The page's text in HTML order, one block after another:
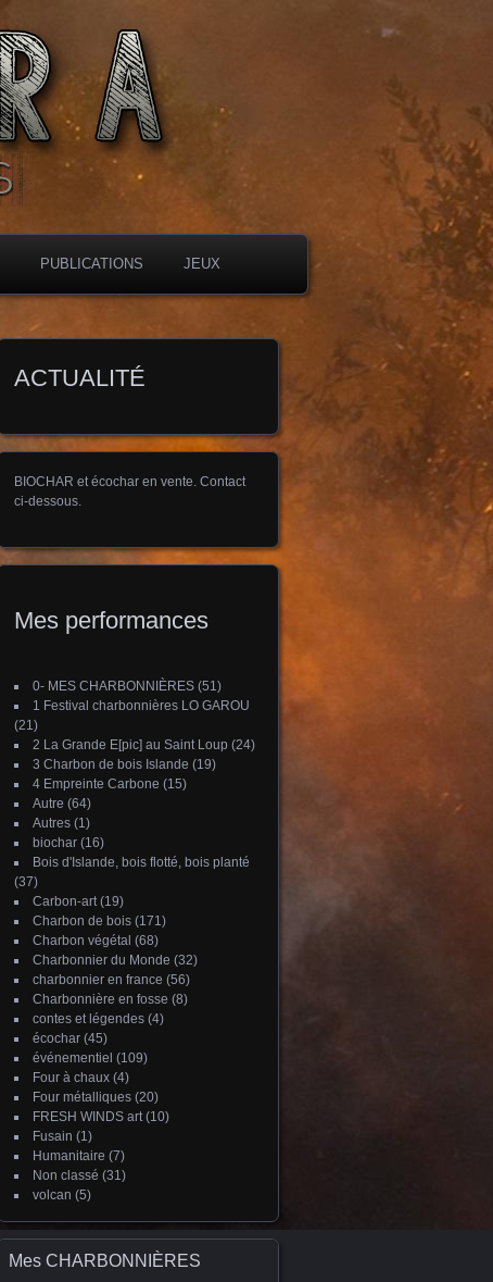
PUBLICATIONS JEUX
ACTUALITÉ
BIOCHAR et écochar en vente. Contact
ci-dessous.
Mes performances
0- MES CHARBONNIÈRES (51)
1 Festival charbonnières LO GAROU
(21)
2 La Grande E[pic] au Saint Loup (24)
3 Charbon de bois Islande (19)
4 Empreinte Carbone (15)
Autre (64)
Autres (1)
biochar (16)
Bois d'Islande, bois flotté, bois planté
(37)
Carbon-art(19)
Charbon de bois (171)
Charbon végétal (68)
Charbonnier du Monde (32)
charbonnier en france (56)
Charbonnière en fosse (8)
contes et légendes (4)
écochar (45)
événementiel (109)
Four à chaux (4)
Four métalliques (20)
FRESH WINDS art(10)
Fusain (1)
Humanitaire (7)
Non classé (31)
volcan (5)
Mes CHARBONNIÈRES